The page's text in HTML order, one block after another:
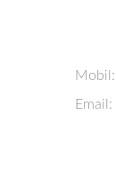
Mobil:
Email: